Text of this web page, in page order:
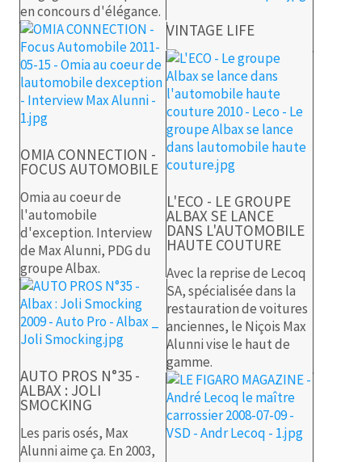
en concours d'élégance.
VINTAGE LIFE
OMIA CONNECTION -
FOCUS AUTOMOBILE
Omia au coeur de
l'automobile
d'exception. Interview
de Max Alunni, PDG du
groupe Albax.
L'ECO - LE GROUPE
ALBAX SE LANCE
DANS L'AUTOMOBILE
HAUTE COUTURE
Avec la reprise de Lecoq
SA, spécialisée dans la
restauration de voitures
anciennes, le Niçois Max
Alunni vise le haut de
gamme.
AUTO PROS N°35 -
ALBAX : JOLI
SMOCKING
Les paris osés, Max
Alunni aime ça. En 2003,